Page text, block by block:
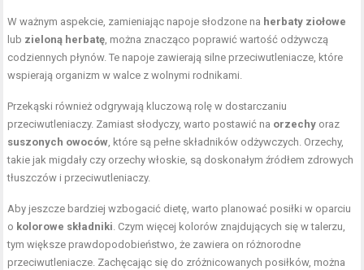
W ważnym aspekcie, zamieniając napoje słodzone na herbaty ziołowe
lub zieloną herbatę, można znacząco poprawić wartość odżywczą
codziennych płynów. Te napoje zawierają silne przeciwutleniacze, które
wspierają organizm w walce z wolnymi rodnikami.
Przekąski również odgrywają kluczową rolę w dostarczaniu
przeciwutleniaczy. Zamiast słodyczy, warto postawić na orzechy oraz
suszonych owoców, które są pełne składników odżywczych. Orzechy,
takie jak migdały czy orzechy włoskie, są doskonałym źródłem zdrowych
tłuszczów i przeciwutleniaczy.
Aby jeszcze bardziej wzbogacić dietę, warto planować posiłki w oparciu
o kolorowe składniki. Czym więcej kolorów znajdujących się w talerzu,
tym większe prawdopodobieństwo, że zawiera on różnorodne
przeciwutleniacze. Zachęcając się do zróżnicowanych posiłków, można